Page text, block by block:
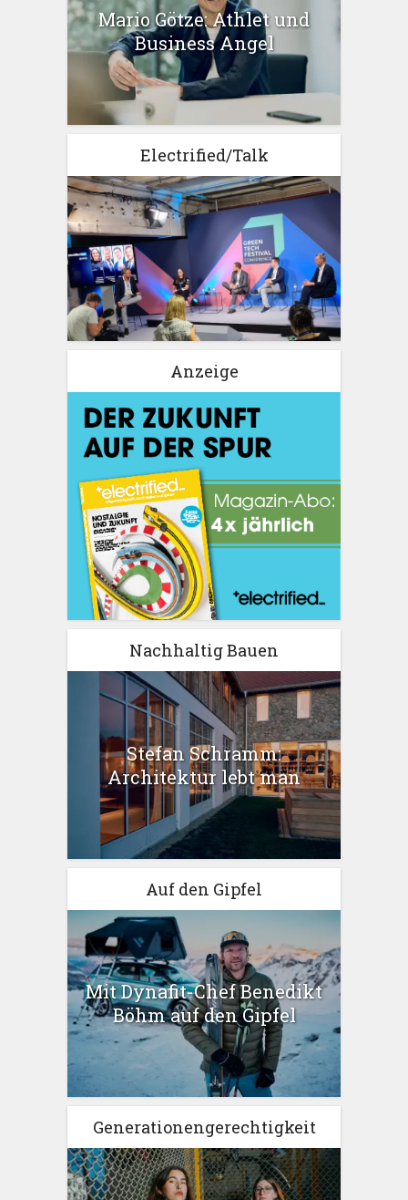
Mario Götze: Athlet und
Business Angel
Electrified/Talk
Anzeige
Nachhaltig Bauen
Stefan Schramm:
Architektur lebt man
Auf den Gipfel
Mit Dynafit-Chef Benedikt
Böhm auf den Gipfel
Generationengerechtigkeit